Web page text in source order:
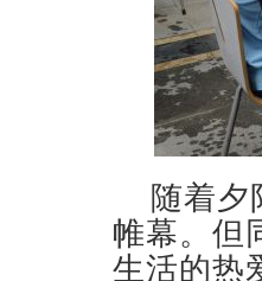
随着夕
帷幕。但
生活的热